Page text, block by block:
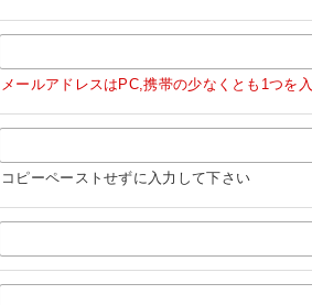
メールアドレスはPC,携帯の少なくとも1つを
コピーペーストせずに入力して下さい